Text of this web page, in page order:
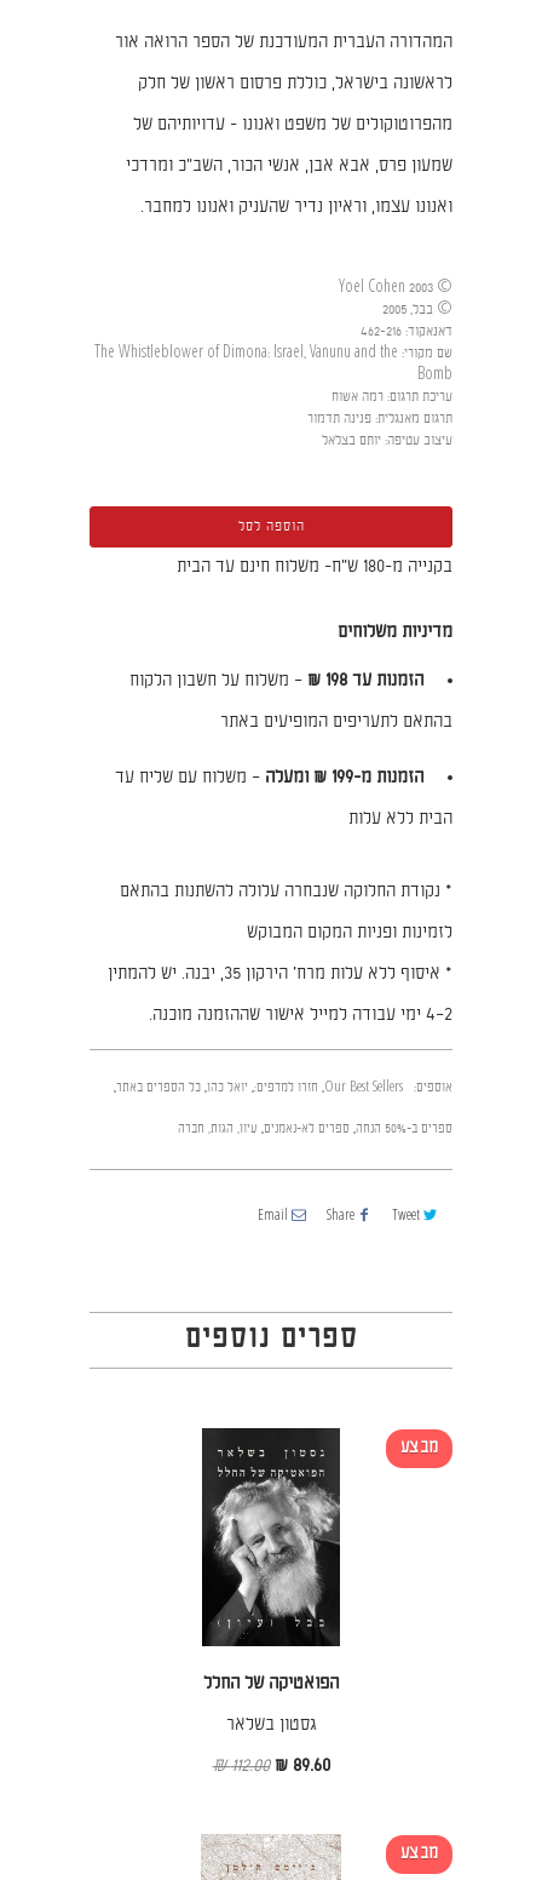
המהדורה העברית המעודכנת של הספר הרואה אור
לראשונה בישראל, כוללת פרסום ראשון של חלק
מהפרוטוקולים של משפט ואנונו - עדויותיהם של
שמעון פרס, אבא אבן, אנשי הכור, השב"כ ומרדכי
ואנונו עצמו, וראיון נדיר שהעניק ואנונו למחבר.
© 2003 Yoel Cohen
© בבל, 2005
דאנאקוד:
462-216
שם מקורי:
The Whistleblower of Dimona: Israel, Vanunu and the
Bomb
עריכת תרגום: רמה אשוח
תרגום מאנגלית: פנינה תדמור
עיצוב עטיפה: יותם בצלאל
הוספה לסל
בקנייה מ-180 ש"ח- משלוח חינם עד הבית
מדיניות משלוחים
הזמנות עד 198 ₪
– משלוח על חשבון הלקוח
בהתאם לתעריפים המופיעים באתר
הזמנות מ-199 ₪ ומעלה
– משלוח עם שליח עד
הבית ללא עלות
* נקודת החלוקה שנבחרה עלולה להשתנות בהתאם
לזמינות ופניות המקום המבוקש
* איסוף ללא עלות מרח׳ הירקון 35, יבנה. יש להמתין
2–4 ימי עבודה למייל אישור שההזמנה מוכנה.
אוספים: Our Best Sellers
, חזרו למדפים:, יואל כהן, כל הספרים באתר,
ספרים ב-50% הנחה , ספרים לא-נאמנים, עיון, הגות, חברה
Tweet
Share
Email
ספרים נוספים
הפואטיקה של החלל
גסטון בשלאר
89.60 ₪
112.00 ₪
מבצע
מבצע